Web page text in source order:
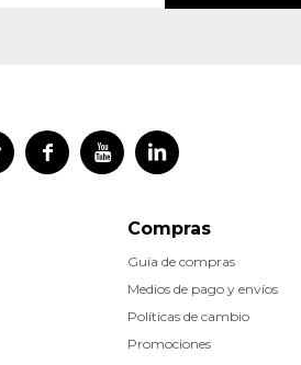
  
Compras
Guía de compras
Medios de pago y envíos
Políticas de cambio
Promociones